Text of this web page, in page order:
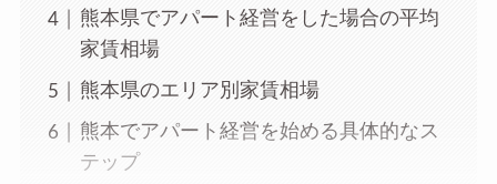
熊本県でアパート経営をした場合の平均
家賃相場
熊本県のエリア別家賃相場
熊本でアパート経営を始める具体的なス
テップ